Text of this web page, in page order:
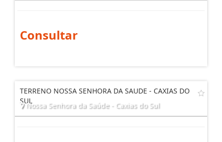
Consultar
TERRENO NOSSA SENHORA DA SAUDE - CAXIAS DO
SUL
Nossa Senhora da Saúde - Caxias do Sul